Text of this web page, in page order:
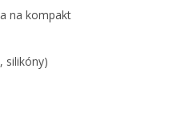
na kompakt
silikóny)